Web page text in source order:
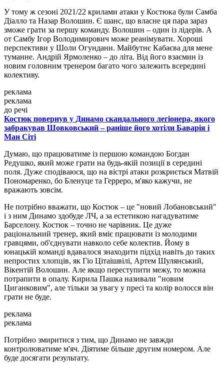
У тому ж сезоні 2021/22 крилами атаки у Костюка були Самба
Діалло та Назар Волошин. Є шанс, що власне ця пара зараз
зможе грати за першу команду. Волошин – один із лідерів. А
от Самбу Ігор Володимирович може реанімувати. Хороші
перспективи у Шоли Огундани. Майбутнє Кабаєва для мене
туманне. Андрій Ярмоленко – до літа. Від його взаємин із
новим головним тренером багато чого залежить всередині
колективу.
реклама
реклама
до речі
Костюк повернув у Динамо скандального легіонера, якого
забракував Шовковський – раніше його хотіли Баварія і
Ман Сіті
Думаю, що працюватиме із першою командою Богдан
Редушко, який може грати на будь-якій позиції в середині
поля. Дуже сподіваюся, що на вістрі атаки розкриється Матвій
Пономаренко, бо Бленуце та Герреро, м'яко кажучи, не
вражають зовсім.
Не потрібно вважати, що Костюк – це "новий Лобановський"
і з ним Динамо здобуде ЛЧ, а за естетикою нагадуватиме
Барселону. Костюк – точно не чарівник. Це дуже
раціональний тренер, який вміє працювати із молодими
гравцями, об'єднувати навколо себе колектив. Йому в
юнацькій команді вдавалося знаходити підхід навіть до таких
непростих хлопців, як Гіо Цітаішвілі, Артем Шулянський,
Вікентій Волошин. Але якщо переступити межу, то можна
потрапити в опалу. Кирила Пашка називали "новим
Циганковим", але тільки за увагу у пресі та колір волосся він
грати не буде.
реклама
реклама
Потрібно змиритися з тим, що Динамо не завжди
контролюватиме м'яч. Діятиме більше другим номером. Але
буде досягати результату.